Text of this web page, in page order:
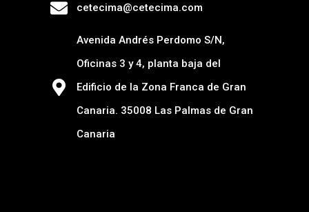
cetecima@cetecima.com
Avenida Andrés Perdomo S/N,
Oficinas 3 y 4, planta baja del
Edificio de la Zona Franca de Gran
Canaria. 35008 Las Palmas de Gran
Canaria